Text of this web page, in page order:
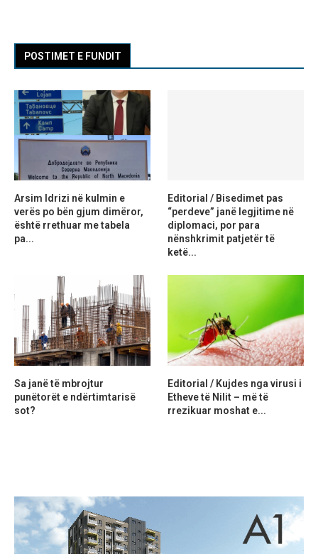
POSTIMET E FUNDIT
Arsim Idrizi në kulmin e
verës po bën gjum dimëror,
është rrethuar me tabela
pa...
Editorial / Bisedimet pas
“perdeve” janë legjitime në
diplomaci, por para
nënshkrimit patjetër të
ketë...
Sa janë të mbrojtur
punëtorët e ndërtimtarisë
sot?
Editorial / Kujdes nga virusi i
Etheve të Nilit – më të
rrezikuar moshat e...